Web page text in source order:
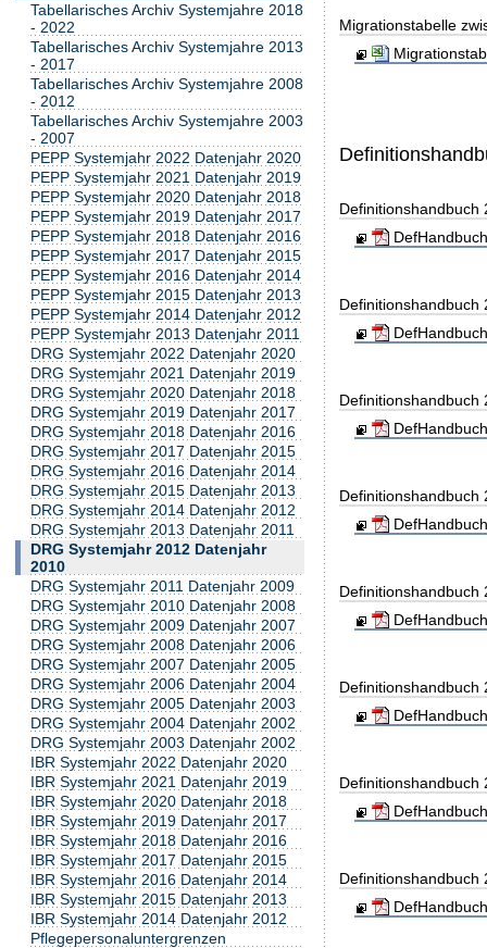
Migrationstabelle
Definitionshandbuch
Definitionshandbuch
Definitionshandbuch
Definitionshandbuch
Definitionshandbuch
Definitionshandbuch
Definitionshandbuch
Definitionshandbuch
Tabellarisches Archiv Systemjahre 2018
- 2022
Tabellarisches Archiv Systemjahre 2013
- 2017
Tabellarisches Archiv Systemjahre 2008
- 2012
Tabellarisches Archiv Systemjahre 2003
- 2007
PEPP Systemjahr 2022 Datenjahr 2020
PEPP Systemjahr 2021 Datenjahr 2019
PEPP Systemjahr 2020 Datenjahr 2018
PEPP Systemjahr 2019 Datenjahr 2017
PEPP Systemjahr 2018 Datenjahr 2016
PEPP Systemjahr 2017 Datenjahr 2015
PEPP Systemjahr 2016 Datenjahr 2014
PEPP Systemjahr 2015 Datenjahr 2013
PEPP Systemjahr 2014 Datenjahr 2012
PEPP Systemjahr 2013 Datenjahr 2011
DRG Systemjahr 2022 Datenjahr 2020
DRG Systemjahr 2021 Datenjahr 2019
DRG Systemjahr 2020 Datenjahr 2018
DRG Systemjahr 2019 Datenjahr 2017
DRG Systemjahr 2018 Datenjahr 2016
DRG Systemjahr 2017 Datenjahr 2015
DRG Systemjahr 2016 Datenjahr 2014
DRG Systemjahr 2015 Datenjahr 2013
DRG Systemjahr 2014 Datenjahr 2012
DRG Systemjahr 2013 Datenjahr 2011
DRG Systemjahr 2012 Datenjahr
2010
DRG Systemjahr 2011 Datenjahr 2009
DRG Systemjahr 2010 Datenjahr 2008
DRG Systemjahr 2009 Datenjahr 2007
DRG Systemjahr 2008 Datenjahr 2006
DRG Systemjahr 2007 Datenjahr 2005
DRG Systemjahr 2006 Datenjahr 2004
DRG Systemjahr 2005 Datenjahr 2003
DRG Systemjahr 2004 Datenjahr 2002
DRG Systemjahr 2003 Datenjahr 2002
IBR Systemjahr 2022 Datenjahr 2020
IBR Systemjahr 2021 Datenjahr 2019
IBR Systemjahr 2020 Datenjahr 2018
IBR Systemjahr 2019 Datenjahr 2017
IBR Systemjahr 2018 Datenjahr 2016
IBR Systemjahr 2017 Datenjahr 2015
IBR Systemjahr 2016 Datenjahr 2014
IBR Systemjahr 2015 Datenjahr 2013
IBR Systemjahr 2014 Datenjahr 2012
Pflegepersonaluntergrenzen